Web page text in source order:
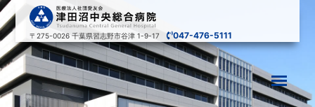
〒275-0026千葉県習志野市谷津 1-9-17 047-476-5111